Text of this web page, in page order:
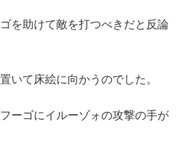
を助けて敵を打つべきだと反論
いて床絵に向かうのでした。
ーゴにイルーゾォの攻撃の手が